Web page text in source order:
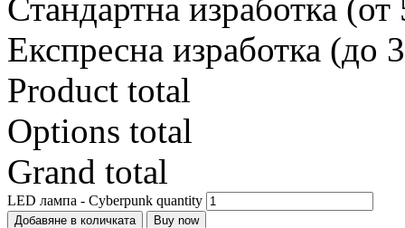
Стандартна изработка
Експресна изработка
Product total
Options total
Grand total
LED лампа - Cyberpunk quantity
Добавяне в количката Buy now